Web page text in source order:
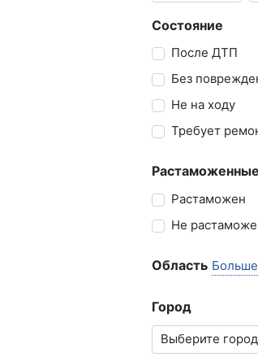
Состояние
После ДТП
Без
Не на ходу
Требует
Растаможенные
Растаможен
Не
Область Больше
Город